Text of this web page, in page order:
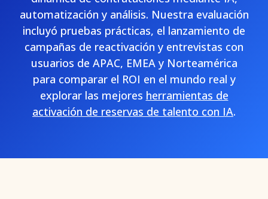
automatización y análisis. Nuestra evaluación
incluyó pruebas prácticas, el lanzamiento de
campañas de reactivación y entrevistas con
usuarios de APAC, EMEA y Norteamérica
para comparar el ROI en el mundo real y
explorar las mejores herramientas de
activación de reservas de talento con IA.